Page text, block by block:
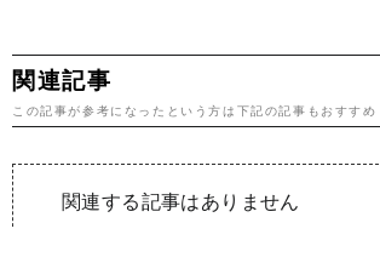
関連記事
この記事が参考になったという方は下記の記事もおすすめ
関連する記事はありません